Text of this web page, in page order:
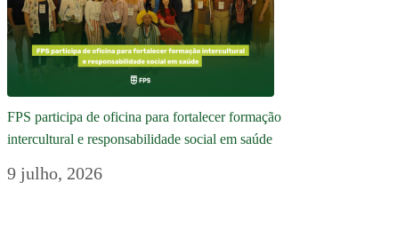
FPS participa de oficina para fortalecer formação
intercultural e responsabilidade social em saúde
9 julho, 2026